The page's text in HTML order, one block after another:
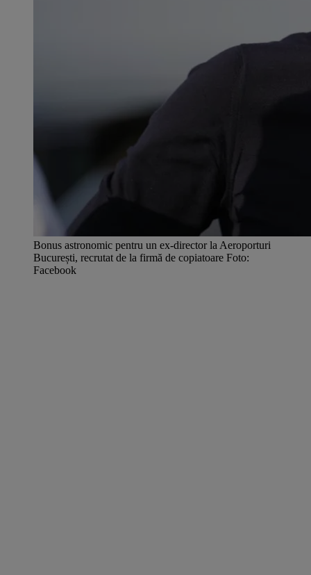
Bonus astronomic pentru un ex-director la Aeroporturi
București, recrutat de la firmă de copiatoare Foto:
Facebook